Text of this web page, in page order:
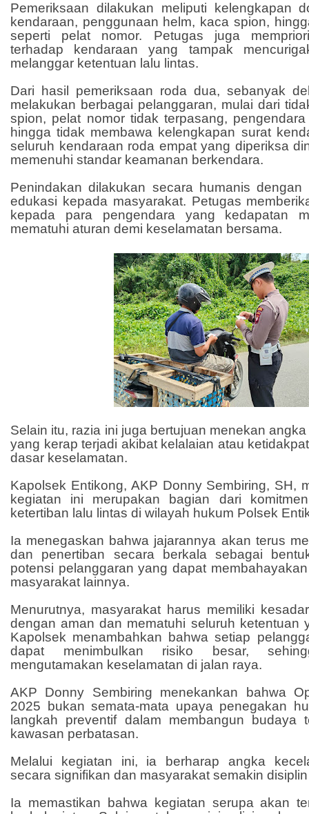
Pemeriksaan dilakukan meliputi kelengkapan
kendaraan, penggunaan helm, kaca spion,
seperti pelat nomor. Petugas juga
terhadap kendaraan yang tampak
melanggar ketentuan lalu lintas.
Dari hasil pemeriksaan roda dua, sebanyak
melakukan berbagai pelanggaran, mulai dari
spion, pelat nomor tidak terpasang,
hingga tidak membawa kelengkapan surat
seluruh kendaraan roda empat yang diperiksa
memenuhi standar keamanan berkendara.
Penindakan dilakukan secara humanis dengan
edukasi kepada masyarakat. Petugas
kepada para pengendara yang kedapatan
mematuhi aturan demi keselamatan bersama.
Selain itu, razia ini juga bertujuan menekan
yang kerap terjadi akibat kelalaian atau
dasar keselamatan.
Kapolsek Entikong, AKP Donny Sembiring, SH,
kegiatan ini merupakan bagian dari
ketertiban lalu lintas di wilayah hukum Polsek
Ia menegaskan bahwa jajarannya akan terus
dan penertiban secara berkala sebagai
potensi pelanggaran yang dapat
masyarakat lainnya.
Menurutnya, masyarakat harus memiliki
dengan aman dan mematuhi seluruh ketentuan
Kapolsek menambahkan bahwa setiap
dapat menimbulkan risiko besar,
mengutamakan keselamatan di jalan raya.
AKP Donny Sembiring menekankan bahwa
2025 bukan semata-mata upaya penegakan
langkah preventif dalam membangun budaya
kawasan perbatasan.
Melalui kegiatan ini, ia berharap angka
secara signifikan dan masyarakat semakin
Ia memastikan bahwa kegiatan serupa akan